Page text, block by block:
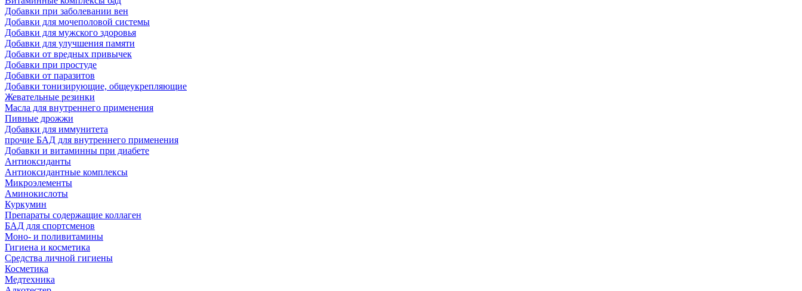
Добавки при заболевании вен
Добавки для мочеполовой системы
Добавки для мужского здоровья
Добавки для улучшения памяти
Добавки от вредных привычек
Добавки при простуде
Добавки от паразитов
Добавки тонизирующие, общеукрепляющие
Жевательные резинки
Масла для внутреннего применения
Пивные дрожжи
Добавки для иммунитета
прочие БАД для внутреннего применения
Добавки и витаминны при диабете
Антиоксиданты
Антиоксидантные комплексы
Микроэлементы
Аминокислоты
Куркумин
Препараты содержащие коллаген
БАД для спортсменов
Моно- и поливитамины
Гигиена и косметика
Средства личной гигиены
Косметика
Медтехника